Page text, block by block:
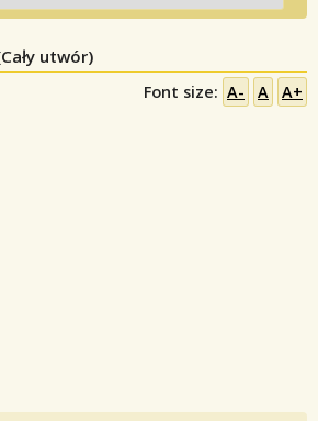
utwór)
Font size: A- A A+